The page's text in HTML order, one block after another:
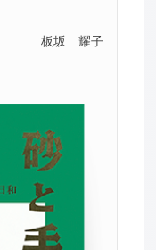
板坂 耀子